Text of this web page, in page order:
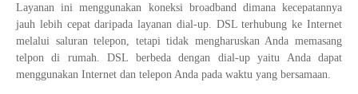
Layanan ini menggunakan koneksi broadband dimana kecepatannya
jauh lebih cepat daripada layanan dial-up. DSL terhubung ke Internet
melalui saluran telepon, tetapi tidak mengharuskan Anda memasang
telpon di rumah. DSL berbeda dengan dial-up yaitu Anda dapat
menggunakan Internet dan telepon Anda pada waktu yang bersamaan.